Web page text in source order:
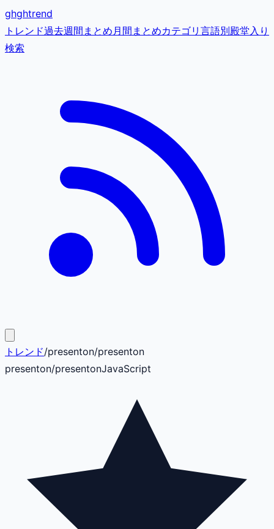
ghghtrend
トレンド過去週間まとめ月間まとめカテゴリ 言語別殿堂入り
検索
トレンド/presenton/presenton
presenton/presentonJavaScript